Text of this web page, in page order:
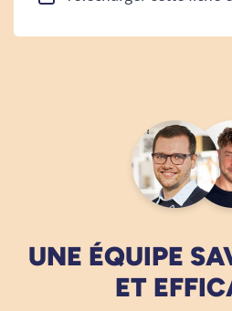
UNE ÉQUIPE
ET